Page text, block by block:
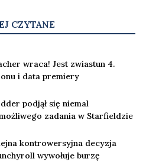
CZYTANE
wraca! Jest zwiastun 4.
i data premiery
podjął się niemal
zadania w Starfieldzie
kontrowersyjna decyzja
wywołuje burzę